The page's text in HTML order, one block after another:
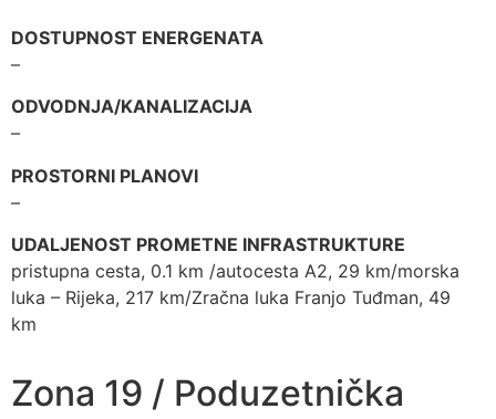
DOSTUPNOST ENERGENATA
–
ODVODNJA/KANALIZACIJA
–
PROSTORNI PLANOVI
–
UDALJENOST PROMETNE INFRASTRUKTURE
pristupna cesta, 0.1 km /autocesta A2, 29 km/morska
luka – Rijeka, 217 km/Zračna luka Franjo Tuđman, 49
km
Zona 19 / Poduzetnička